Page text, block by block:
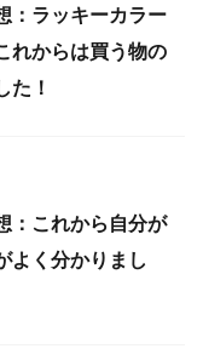
：ラッキーカラー
れからは買う物の
た！
：これから自分が
よく分かりまし